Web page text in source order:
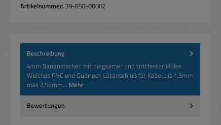
Artikelnummer: 39-850-00002
Beschreibung
4mm Bananstecker mit biegsamer und trittfester Hülse
Weiches PVC und Querloch Lötanschluß für Kabel bis 1,5mm
max 2,5qmm… Mehr
Bewertungen